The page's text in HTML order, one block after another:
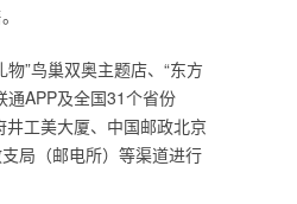
”鸟巢双奥主题店、“东方
通APP及全国31个省份
工美大厦、中国邮政北京
局（邮电所）等渠道进行